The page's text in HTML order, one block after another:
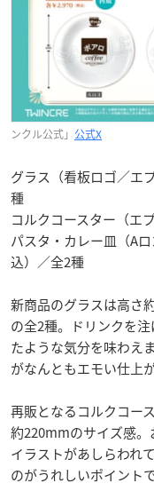
ンクル公式」 公式X
グラス（看板ロゴ／エ
種
コルクコースター（エ
パスタ・カレー皿（A
込）／全2種
新商品のグラスは高さ
の全2種。ドリンクを
たような気分を味わえ
がなんともエモい仕上が
再販となるコルクコー
約220mmのサイズ感
イラストがあしらわれ
のがうれしいポイントで